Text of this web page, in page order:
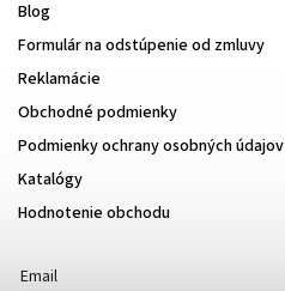
Blog
Formulár na odstúpenie od zmluvy
Reklamácie
Obchodné podmienky
Podmienky ochrany osobných údajov
Katalógy
Hodnotenie obchodu
Email